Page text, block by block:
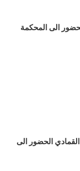
الى المحكمة
الحضور الى